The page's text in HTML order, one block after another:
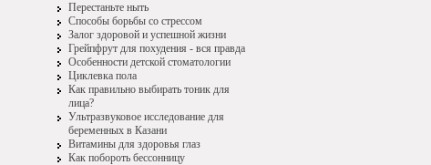
Перестаньте ныть
Способы борьбы со стрессом
Залог здоровой и успешной жизни
Грейпфрут для похудения - вся правда
Особенности детской стоматологии
Циклевка пола
Как правильно выбирать тоник для
лица?
Ультразвуковое исследование для
беременных в Казани
Витамины для здоровья глаз
Как побороть бессонницу